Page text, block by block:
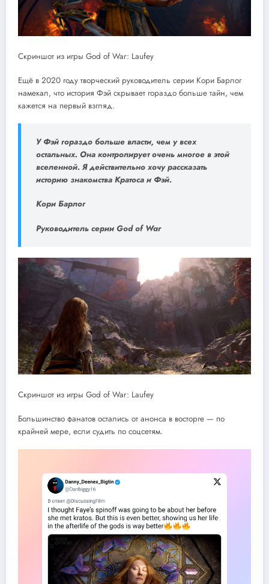
Скриншот из игры God of War: Laufey
Ещё в 2020 году творческий руководитель серии Кори Барлог
намекал, что история Фэй скрывает гораздо больше тайн, чем
кажется на первый взгляд.
У Фэй гораздо больше власти, чем у всех
остальных. Она контролирует очень многое в этой
вселенной. Я действительно хочу рассказать
историю знакомства Кратоса и Фэй.
Кори Барлог
Руководитель серии God of War
Скриншот из игры God of War: Laufey
Большинство фанатов остались от анонса в восторге — по
крайней мере, если судить по соцсетям.